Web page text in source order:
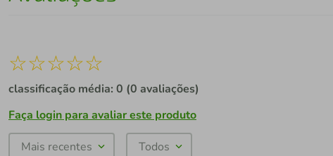
☆☆☆☆☆
classificação média: 0 (0 avaliações)
Faça login para avaliar este produto
Mais recentes Todos